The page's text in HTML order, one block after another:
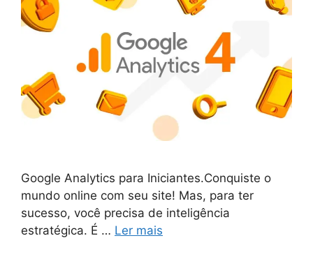
Google Analytics para Iniciantes.Conquiste o
mundo online com seu site! Mas, para ter
sucesso, você precisa de inteligência
estratégica. É … Ler mais